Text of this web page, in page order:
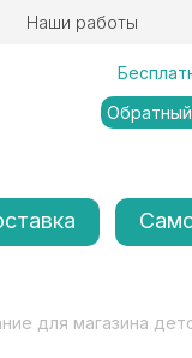
Наши работы
для магазина